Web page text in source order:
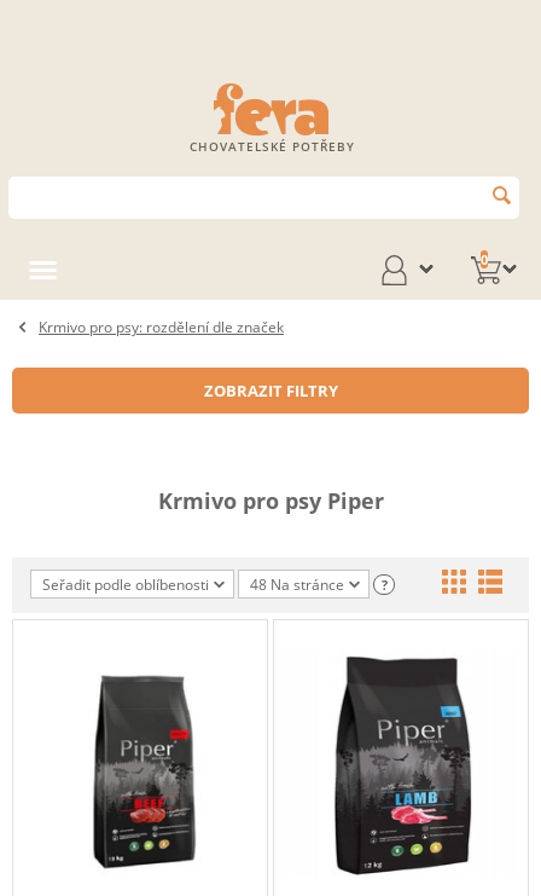
CHOVATELSKÉ POTŘEBY
0
Krmivo pro psy: rozdělení dle značek
ZOBRAZIT FILTRY
Krmivo pro psy Piper
Seřadit podle oblíbenosti 48 Na stránce ?